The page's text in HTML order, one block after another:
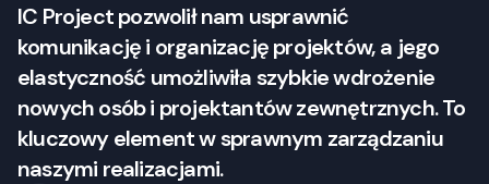
IC Project pozwolił nam usprawnić
komunikację i organizację projektów, a jego
elastyczność umożliwiła szybkie wdrożenie
nowych osób i projektantów zewnętrznych. To
kluczowy element w sprawnym zarządzaniu
naszymi realizacjami.